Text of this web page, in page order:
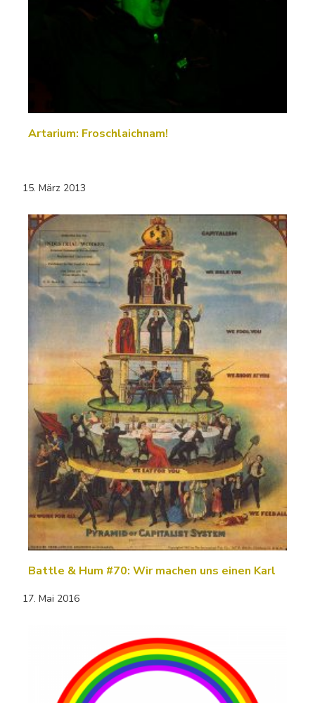
Artarium: Froschlaichnam!
15. März 2013
Battle & Hum #70: Wir machen uns einen Karl
17. Mai 2016